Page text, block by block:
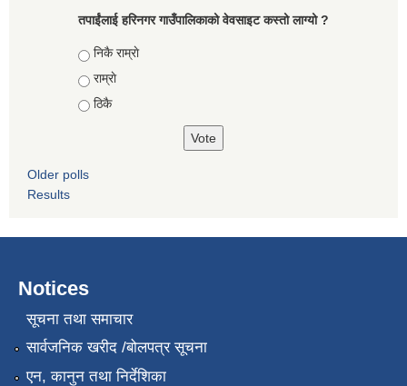
तपाईंलाई हरिनगर गाउँपालिकाको वेवसाइट कस्तो लाग्यो ?
Choices
निकै राम्राे
राम्राे
ठिकै
Older polls
Results
Notices
सूचना तथा समाचार
सार्वजनिक खरीद /बोलपत्र सूचना
एन, कानुन तथा निर्देशिका